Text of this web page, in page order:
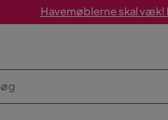
Havemøblerne skal væk!